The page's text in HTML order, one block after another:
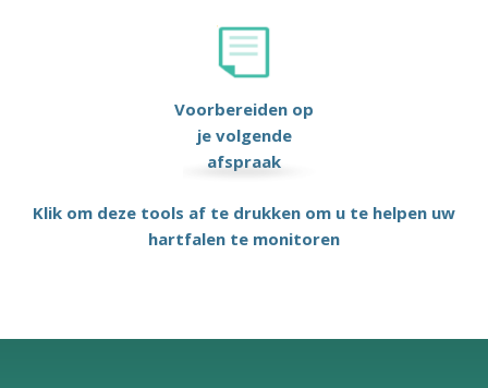
Voorbereiden op
je volgende
afspraak
Klik om deze tools af te drukken om u te helpen uw
hartfalen te monitoren